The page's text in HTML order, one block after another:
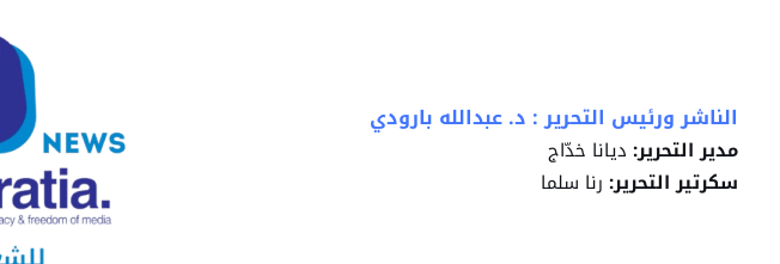
الناشر ورئيس التحرير : د. عبدالله بارودي
مدير التحرير: ديانا خدّاج
سكرتير التحرير: رنا سلما